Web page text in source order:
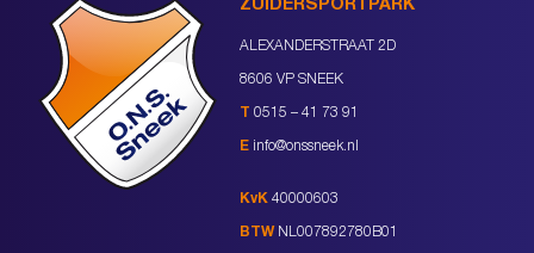
ZUIDERSPORTPARK
ALEXANDERSTRAAT 2D
8606 VP SNEEK
T 0515 – 41 73 91
E info@onssneek.nl
KvK 40000603
BTW NL007892780B01